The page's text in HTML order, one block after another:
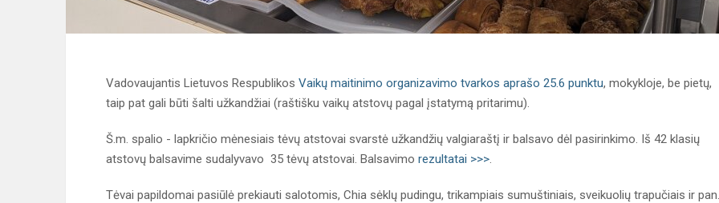
Vadovaujantis Lietuvos Respublikos Vaikų maitinimo organizavimo tvarkos aprašo 25.6 punktu, mokykloje, be pietų,
taip pat gali būti šalti užkandžiai (raštišku vaikų atstovų pagal įstatymą pritarimu).
Š.m. spalio - lapkričio mėnesiais tėvų atstovai svarstė užkandžių valgiaraštį ir balsavo dėl pasirinkimo. Iš 42 klasių
atstovų balsavime sudalyvavo 35 tėvų atstovai. Balsavimo rezultatai >>>.
Tėvai papildomai pasiūlė prekiauti salotomis, Chia sėklų pudingu, trikampiais sumuštiniais, sveikuolių trapučiais ir pan.